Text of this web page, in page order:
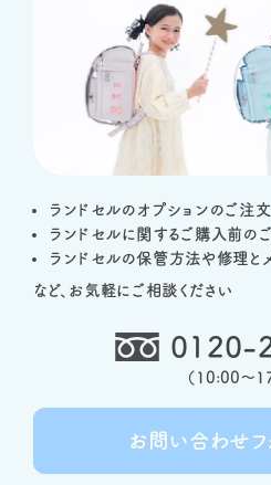
ランドセルのオプションのご注文
ランドセルに関するご購入前の
ランドセルの保管方法や修理と
など、お気軽にご相談ください
0120-
（ 10:00～
お問い合わせ